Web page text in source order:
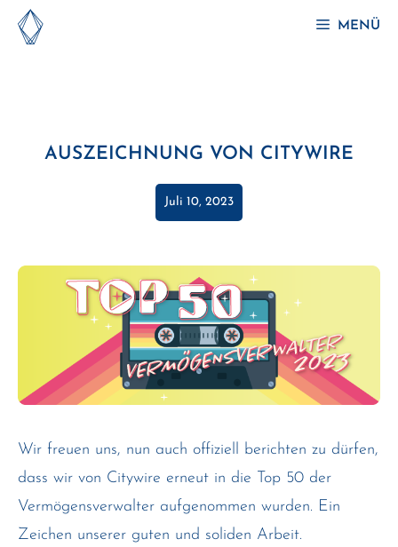
Zum
Inhalt
MENÜ
AUSZEICHNUNG VON CITYWIRE
Juli 10, 2023
Wir freuen uns, nun auch offiziell berichten zu dürfen,
dass wir von Citywire erneut in die Top 50 der
Vermögensverwalter aufgenommen wurden. Ein
Zeichen unserer guten und soliden Arbeit.